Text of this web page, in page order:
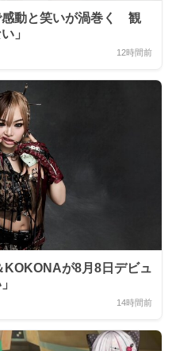
感動と笑いが渦巻く 観
」
12時間前
KOKONAが8月8日デビュ
14時間前